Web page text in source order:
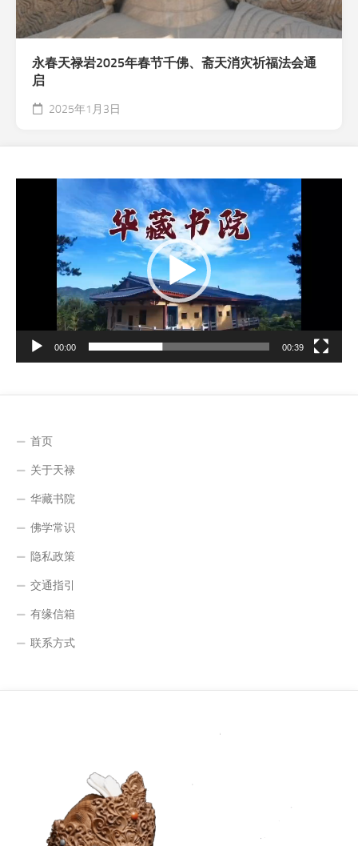
永春天禄岩2025年春节千佛、斋天消灾祈福法会通
启
2025年1月3日
00:00 00:39
首页
关于天禄
华藏书院
佛学常识
隐私政策
交通指引
有缘信箱
联系方式